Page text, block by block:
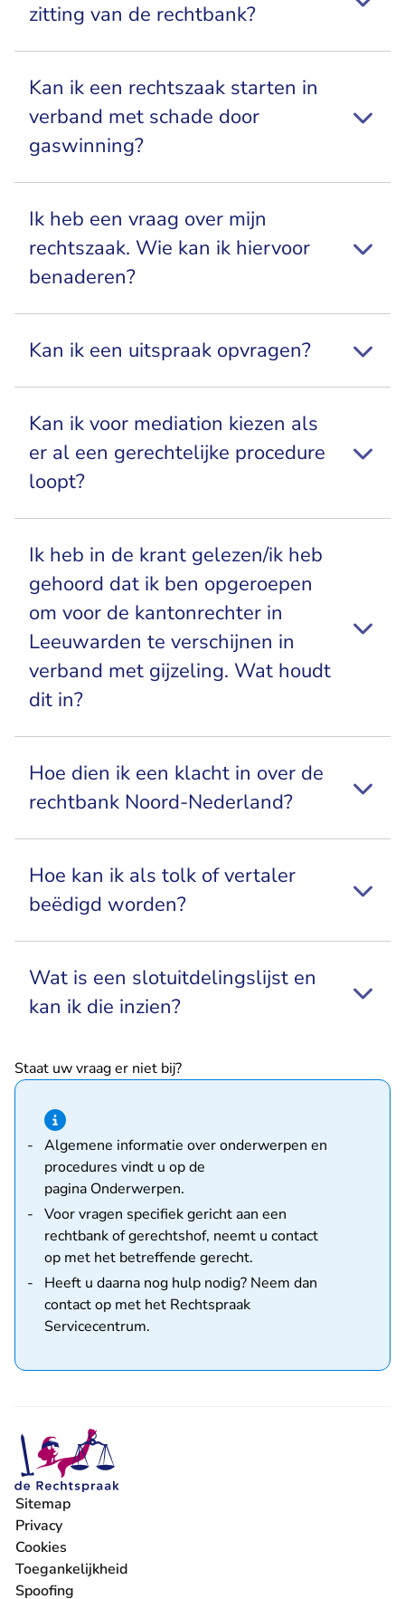
zitting van de rechtbank?
Kan ik een rechtszaak starten in
verband met schade door
gaswinning?
Ik heb een vraag over mijn
rechtszaak. Wie kan ik hiervoor
benaderen?
Kan ik een uitspraak opvragen?
Kan ik voor mediation kiezen als
er al een gerechtelijke procedure
loopt?
Ik heb in de krant gelezen/ik heb
gehoord dat ik ben opgeroepen
om voor de kantonrechter in
Leeuwarden te verschijnen in
verband met gijzeling. Wat houdt
dit in?
Hoe dien ik een klacht in over de
rechtbank Noord-Nederland?
Hoe kan ik als tolk of vertaler
beëdigd worden?
Wat is een slotuitdelingslijst en
kan ik die inzien?
Staat uw vraag er niet bij?
Hint van type informatie
Algemene informatie over onderwerpen en
procedures vindt u op de
pagina Onderwerpen.
Voor vragen specifiek gericht aan een
rechtbank of gerechtshof, neemt u contact
op met het betreffende gerecht.
Heeft u daarna nog hulp nodig? Neem dan
contact op met het Rechtspraak
Servicecentrum.
Sitemap
Privacy
Cookies
Toegankelijkheid
Spoofing